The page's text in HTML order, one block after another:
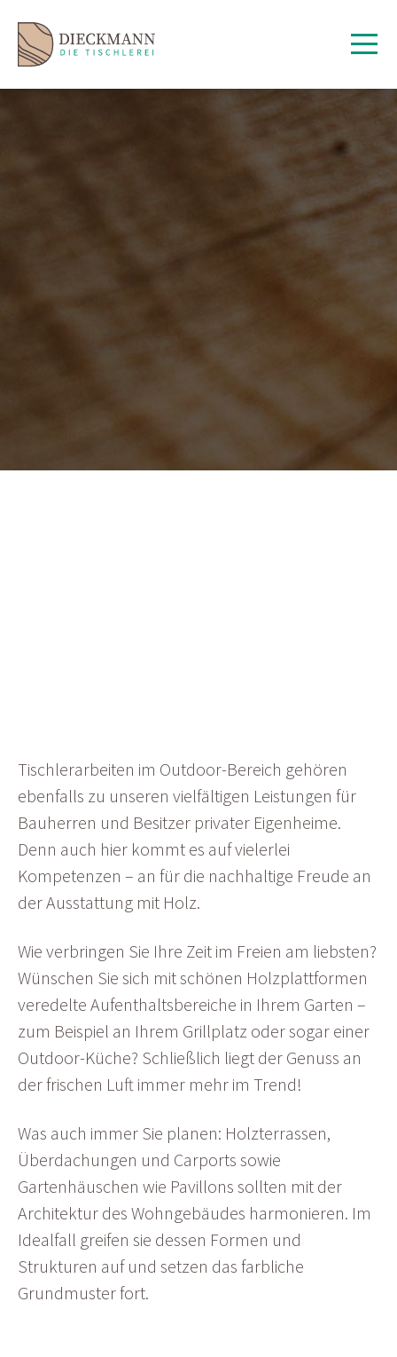
Tischlerarbeiten im Outdoor-Bereich gehören
ebenfalls zu unseren vielfältigen Leistungen für
Bauherren und Besitzer privater Eigenheime.
Denn auch hier kommt es auf vielerlei
Kompetenzen – an für die nachhaltige Freude an
der Ausstattung mit Holz.
Wie verbringen Sie Ihre Zeit im Freien am liebsten?
Wünschen Sie sich mit schönen Holzplattformen
veredelte Aufenthaltsbereiche in Ihrem Garten –
zum Beispiel an Ihrem Grillplatz oder sogar einer
Outdoor-Küche? Schließlich liegt der Genuss an
der frischen Luft immer mehr im Trend!
Was auch immer Sie planen: Holzterrassen,
Überdachungen und Carports sowie
Gartenhäuschen wie Pavillons sollten mit der
Architektur des Wohngebäudes harmonieren. Im
Idealfall greifen sie dessen Formen und
Strukturen auf und setzen das farbliche
Grundmuster fort.